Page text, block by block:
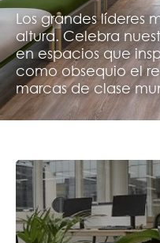
Los grandes líderes
altura. Celebra
en espacios que
como obsequio el
marcas de clase